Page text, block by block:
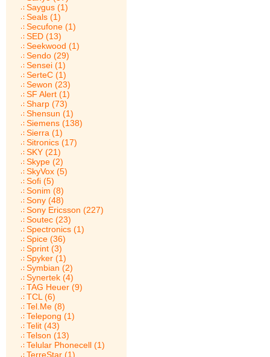
Saygus (1)
Seals (1)
Secufone (1)
SED (13)
Seekwood (1)
Sendo (29)
Sensei (1)
SerteC (1)
Sewon (23)
SF Alert (1)
Sharp (73)
Shensun (1)
Siemens (138)
Sierra (1)
Sitronics (17)
SKY (21)
Skype (2)
SkyVox (5)
Sofi (5)
Sonim (8)
Sony (48)
Sony Ericsson (227)
Soutec (23)
Spectronics (1)
Spice (36)
Sprint (3)
Spyker (1)
Symbian (2)
Synertek (4)
TAG Heuer (9)
TCL (6)
Tel.Me (8)
Telepong (1)
Telit (43)
Telson (13)
Telular Phonecell (1)
TerreStar (1)